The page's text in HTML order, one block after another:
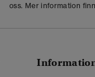
oss. Mer information